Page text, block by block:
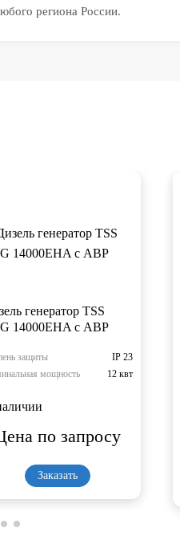
региона России.
генератор TSS
14000EHA с АВР
защиты
IP 23
мощность
12 квт
по запросу
Заказать